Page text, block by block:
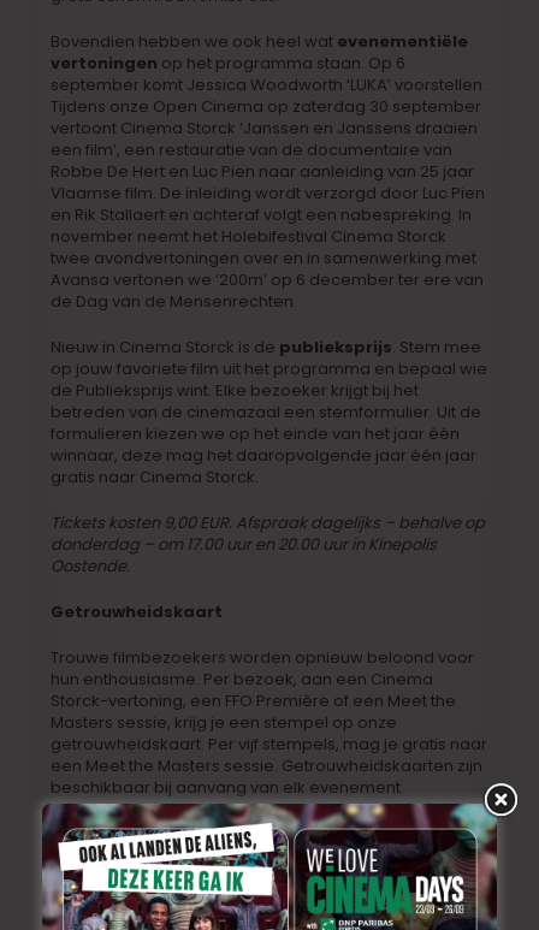
Bovendien hebben we ook heel wat evenementiële
vertoningen op het programma staan. Op 6
september komt Jessica Woodworth ‘LUKA’ voorstellen.
Tijdens onze Open Cinema op zaterdag 30 september
vertoont Cinema Storck ‘Janssen en Janssens draaien
een film’, een restauratie van de documentaire van
Robbe De Hert en Luc Pien naar aanleiding van 25 jaar
Vlaamse film. De inleiding wordt verzorgd door Luc Pien
en Rik Stallaert en achteraf volgt een nabespreking. In
november neemt het Holebifestival Cinema Storck
twee avondvertoningen over en in samenwerking met
Avansa vertonen we ‘200m’ op 6 december ter ere van
de Dag van de Mensenrechten.
Nieuw in Cinema Storck is de publieksprijs. Stem mee
op jouw favoriete film uit het programma en bepaal wie
de Publieksprijs wint. Elke bezoeker krijgt bij het
betreden van de cinemazaal een stemformulier. Uit de
formulieren kiezen we op het einde van het jaar één
winnaar, deze mag het daaropvolgende jaar één jaar
gratis naar Cinema Storck.
Tickets kosten 9,00 EUR. Afspraak dagelijks – behalve op
donderdag – om 17.00 uur en 20.00 uur in Kinepolis
Oostende.
Getrouwheidskaart
Trouwe filmbezoekers worden opnieuw beloond voor
hun enthousiasme. Per bezoek, aan een Cinema
Storck-vertoning, een FFO Première of een Meet the
Masters sessie, krijg je een stempel op onze
getrouwheidskaart. Per vijf stempels, mag je gratis naar
een Meet the Masters sessie. Getrouwheidskaarten zijn
beschikbaar bij aanvang van elk evenement.
Alle data op een rijtje
FFO Premières